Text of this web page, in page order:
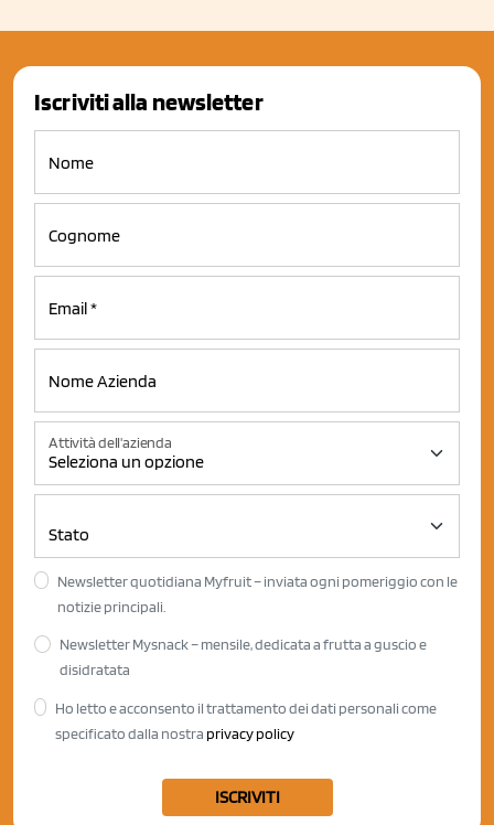
Iscriviti alla newsletter
Attività dell'azienda
Newsletter quotidiana Myfruit – inviata ogni pomeriggio con le
notizie principali.
Newsletter Mysnack – mensile, dedicata a frutta a guscio e
disidratata
Ho letto e acconsento il trattamento dei dati personali come
specificato dalla nostra privacy policy
ISCRIVITI